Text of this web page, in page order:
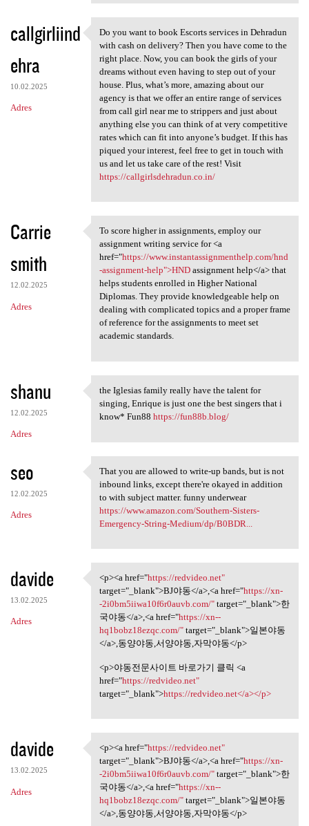
r
z
e
callgirliind
ehra
10.02.2025
Adres
Do you want to book Escorts
Do you want to book Escorts services in Dehradun
with cash on delivery? Then you have come to the
right place. Now, you can book the girls of your
dreams without even having to step out of your
house. Plus, what’s more, amazing about our
agency is that we offer an entire range of services
from call girl near me to strippers and just about
anything else you can think of at very competitive
rates which can fit into anyone’s budget. If this has
piqued your interest, feel free to get in touch with
us and let us take care of the rest! Visit
https://callgirlsdehradun.co.in/
Carrie
smith
12.02.2025
Adres
To score higher in
To score higher in assignments, employ our
assignment writing service for <a
href="https://www.instantassignmenthelp.com/hnd
-assignment-help">HNDassignment help</a> that
helps students enrolled in Higher National
Diplomas. They provide knowledgeable help on
dealing with complicated topics and a proper frame
of reference for the assignments to meet set
academic standards.
shanu
12.02.2025
Adres
the Iglesias family really
the Iglesias family really have the talent for
singing, Enrique is just one the best singers that i
know* Fun88 https://fun88b.blog/
seo
12.02.2025
Adres
That you are allowed to write
That you are allowed to write-up bands, but is not
inbound links, except there're okayed in addition
to with subject matter. funny underwear
https://www.amazon.com/Southern-Sisters-
Emergency-String-Medium/dp/B0BDR...
davide
13.02.2025
Adres
<p><a href="https://redvideo
<p><a href="https://redvideo.net"
target="_blank">BJ야동</a>,<a href="https://xn-
-2i0bm5iiwa10f6r0auvb.com/"target="_blank">한
국야동</a>,<a href="https://xn--
hq1bobz18ezqc.com/"target="_blank">일본야동
</a>,동양야동,서양야동,자막야동</p>
<p>야동전문사이트 바로가기 클릭 <a
href="https://redvideo.net"
target="_blank">https://redvideo.net</a></p>
davide
13.02.2025
Adres
<p><a href="https://redvideo
<p><a href="https://redvideo.net"
target="_blank">BJ야동</a>,<a href="https://xn-
-2i0bm5iiwa10f6r0auvb.com/"target="_blank">한
국야동</a>,<a href="https://xn--
hq1bobz18ezqc.com/"target="_blank">일본야동
</a>,동양야동,서양야동,자막야동</p>